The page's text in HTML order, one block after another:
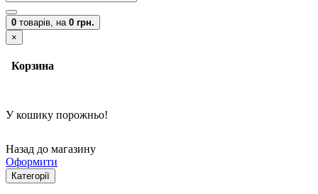
0 товарів, на 0 грн.
×
Корзина
У кошику порожньо!
Назад до магазину
Оформити
Категорії